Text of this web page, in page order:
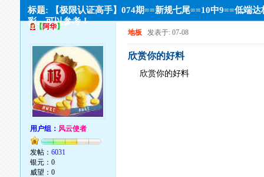
标题: 【极限认证高手】074期==新规七尾==10中9==低端达
彩。可以参考！
【 阿华】
用户组： 风云使者
发帖：6031
银元：0
威望：0
地板 发表于: 07-08
欣赏你的好料
欣赏你的好料